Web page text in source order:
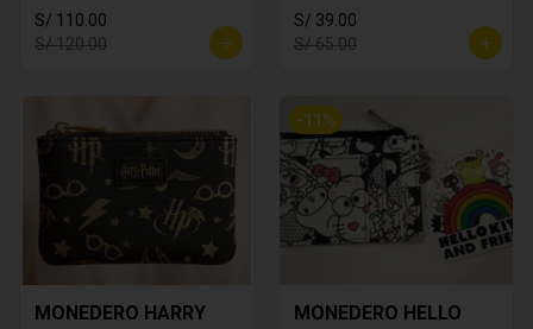
S/ 110.00
S/ 120.00
S/ 39.00
S/ 65.00
MONEDERO HARRY
-11 %
MONEDERO HELLO